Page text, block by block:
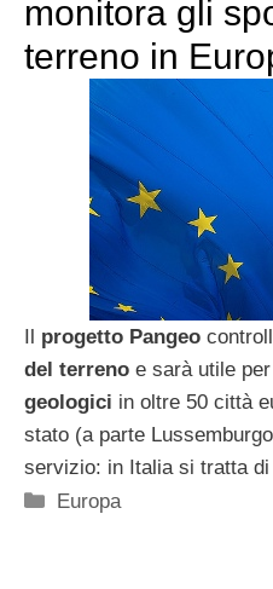
monitora gli
terreno in
progetto Pangeo
del terreno e sarà utile
geologici in oltre 50 città
stato (a parte
servizio: in Italia si tratta di
Categorie
Europa